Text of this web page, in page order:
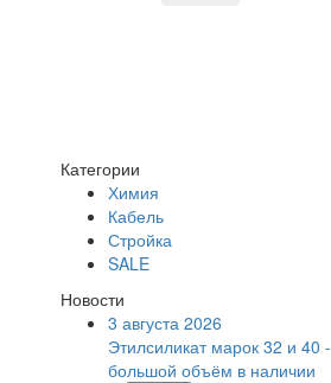
Категории
Химия
Кабель
Стройка
SALE
Новости
3 августа 2026
Этилсиликат марок 32 и 40 -
большой объём в наличии